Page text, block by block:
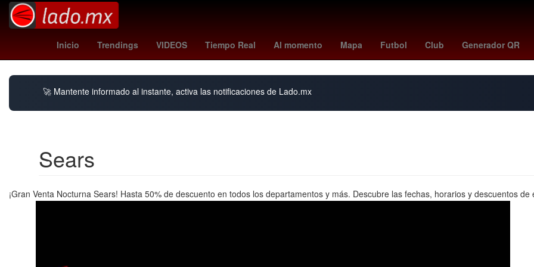
Inicio Trendings VIDEOS Tiempo Real Al momento Mapa Futbol Club Generador QR
psv - nac nikola vasilj borussia 27 de marzo Nueva York kevin bacon Gobierno 2024
🚀 Mantente informado al instante, activa las notificaciones de Lado.mx
Sears
¡Gran Venta Nocturna Sears! Hasta 50% de descuento en todos los departamentos y más. Descubre las fechas, horarios y descuentos